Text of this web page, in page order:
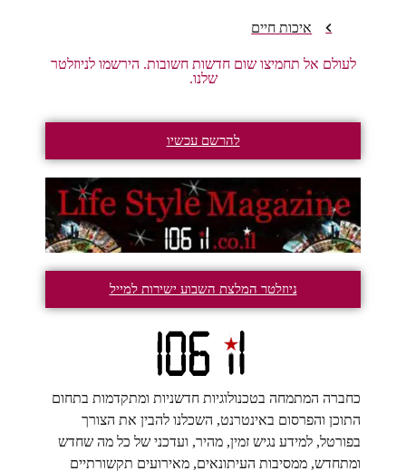
איכות חיים
לעולם אל תחמיצו שום חדשות חשובות. הירשמו לניוזלטר
שלנו.
להרשם עכשיו
ניוזלטר המלצת השבוע ישירות למייל
כחברה המתמחה בטכנולוגיות חדשניות ומתקדמות בתחום
התוכן והפרסום באינטרנט, השכלנו להבין את הצורך
בפורטל, למידע נגיש זמין, מהיר, ועדכני של כל מה שחדש
ומתחדש, ממסיבות העיתונאים, מאירועים תקשורתיים